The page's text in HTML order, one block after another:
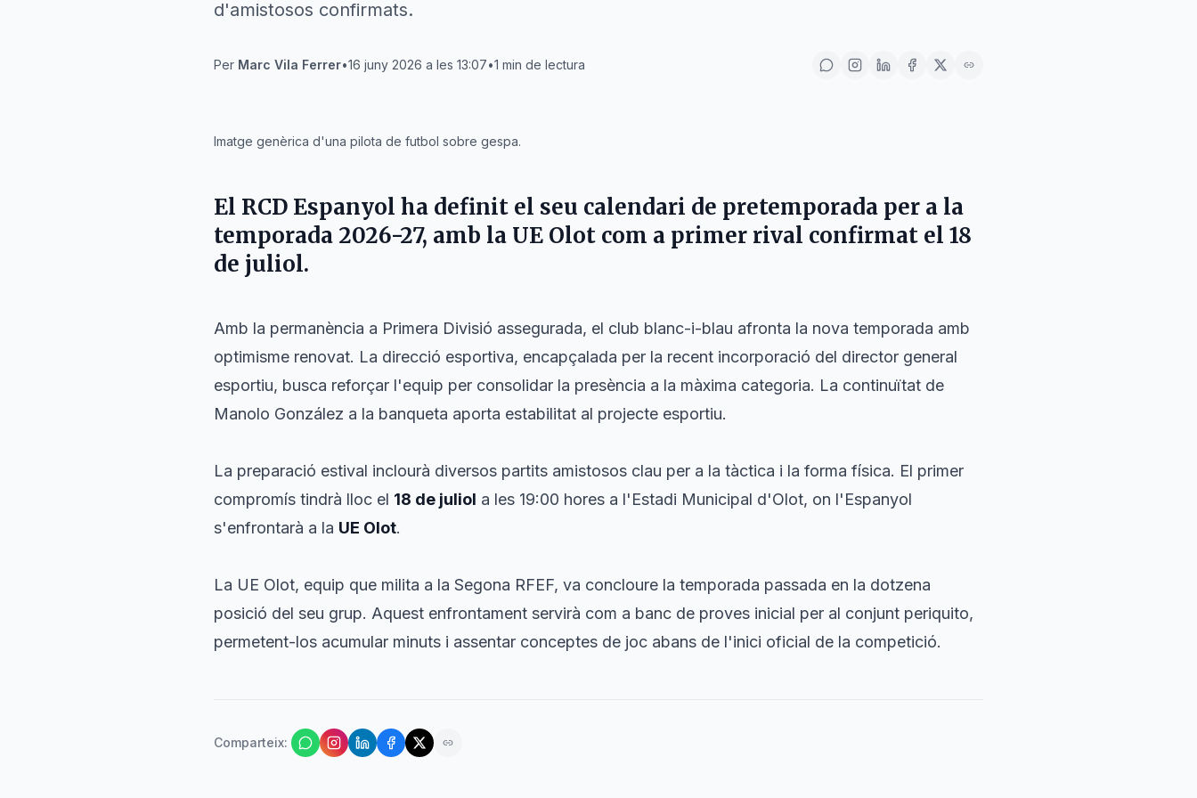
d'amistosos confirmats.
Per Marc Vila Ferrer•16 juny 2026 a les 13:07•1 min de lectura
Imatge genèrica d'una pilota de futbol sobre gespa.
El RCD Espanyol ha definit el seu calendari de pretemporada per a la
temporada 2026-27, amb la UE Olot com a primer rival confirmat el 18
de juliol.
Amb la permanència a Primera Divisió assegurada, el club blanc-i-blau afronta la nova temporada amb
optimisme renovat. La direcció esportiva, encapçalada per la recent incorporació del director general
esportiu, busca reforçar l'equip per consolidar la presència a la màxima categoria. La continuïtat de
Manolo González a la banqueta aporta estabilitat al projecte esportiu.
La preparació estival inclourà diversos partits amistosos clau per a la tàctica i la forma física. El primer
compromís tindrà lloc el 18 de juliol a les 19:00 hores a l'Estadi Municipal d'Olot, on l'Espanyol
s'enfrontarà a la UE Olot.
La UE Olot, equip que milita a la Segona RFEF, va concloure la temporada passada en la dotzena
posició del seu grup. Aquest enfrontament servirà com a banc de proves inicial per al conjunt periquito,
permetent-los acumular minuts i assentar conceptes de joc abans de l'inici oficial de la competició.
Comparteix: